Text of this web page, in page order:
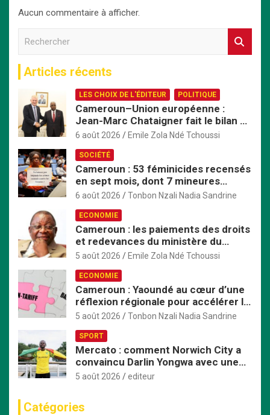
Aucun commentaire à afficher.
h
e
r
Articles récents
LES CHOIX DE L'ÉDITEUR POLITIQUE
Cameroun–Union européenne :
Jean-Marc Chataigner fait le bilan de
son mandat avant son départ
6 août 2026 Emile Zola Ndé Tchoussi
SOCIÉTÉ
Cameroun : 53 féminicides recensés
en sept mois, dont 7 mineures
violées avant d’être tuées
6 août 2026 Tonbon Nzali Nadia Sandrine
ECONOMIE
Cameroun : les paiements des droits
et redevances du ministère du
Commerce passent exclusivement
5 août 2026 Emile Zola Ndé Tchoussi
ECONOMIE
Cameroun : Yaoundé au cœur d’une
réflexion régionale pour accélérer la
mise en œuvre de la ZLECAf en
5 août 2026 Tonbon Nzali Nadia Sandrine
SPORT
Mercato : comment Norwich City a
convaincu Darlin Yongwa avec une
offre irrésistible
5 août 2026 editeur
Catégories